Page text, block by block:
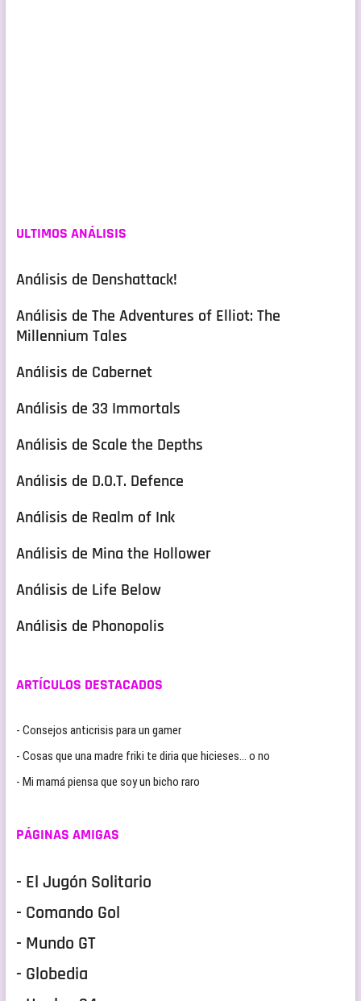
ULTIMOS ANÁLISIS
Análisis de Denshattack!
Análisis de The Adventures of Elliot: The
Millennium Tales
Análisis de Cabernet
Análisis de 33 Immortals
Análisis de Scale the Depths
Análisis de D.O.T. Defence
Análisis de Realm of Ink
Análisis de Mina the Hollower
Análisis de Life Below
Análisis de Phonopolis
ARTÍCULOS DESTACADOS
- Consejos anticrisis para un gamer
- Cosas que una madre friki te diria que hicieses… o no
- Mi mamá piensa que soy un bicho raro
PÁGINAS AMIGAS
- El Jugón Solitario
- Comando Gol
- Mundo GT
- Globedia